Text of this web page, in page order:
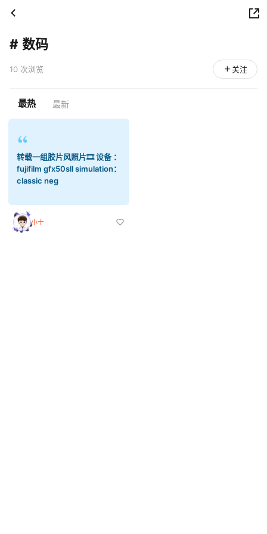
# 数码
10 次浏览 关注
最热 最新
转载一组胶片风照片🎞️ 设备 ：
fujifilm gfx50sll simulation：
classic neg
小十